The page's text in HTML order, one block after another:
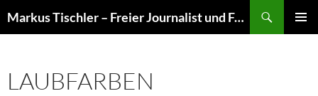
Markus Tischler – Freier Journalist und Fotograf
LAUBFARBEN